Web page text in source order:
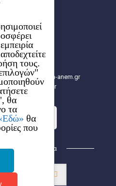
Λήδα-Μαρία
Θέρμης
Θεσσαλονίκης
480.000
480.003
2020.kepa-anem.gr
anem.gr
ερώτημά σου
Κοινωνικά Δίκτυα
τους.
θα
τα
θα
που